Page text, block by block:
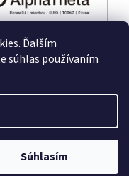
Ďalším
súhlas používaním
Súhlasím
práva vyhradené.